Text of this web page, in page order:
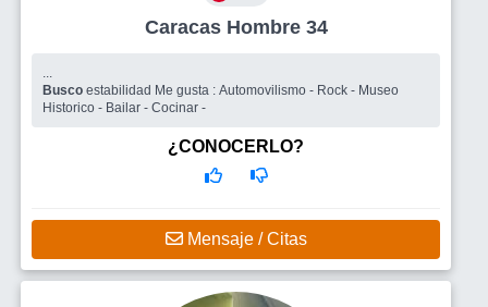
Caracas Hombre 34
Busco estabilidad Me gusta : Automovilismo - Rock - Museo
Historico - Bailar - Cocinar -
¿CONOCERLO?
Mensaje / Citas